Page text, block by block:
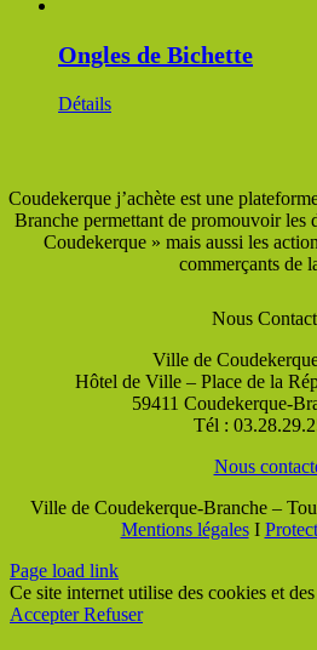
Ongles de Bichette
Détails
Coudekerque j’achète est une
Branche permettant de promouvoir les
Coudekerque » mais aussi les
commerçants de
Nous
Ville de
Hôtel de Ville – Place de la
59411 Coudekerque-
Tél :
Nous
Ville de Coudekerque-Branche –
Mentions légalesI
Page load link
Ce site internet utilise des cookies et
AccepterRefuser